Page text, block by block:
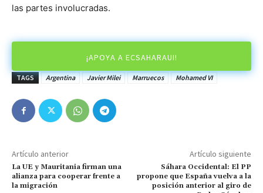
las partes involucradas.
¡APOYA A ECSAHARAUI!
TAGS Argentina Javier Milei Marruecos Mohamed VI
Artículo anterior
La UE y Mauritania firman una
alianza para cooperar frente a
la migración
Artículo siguiente
Sáhara Occidental: El PP
propone que España vuelva a la
posición anterior al giro de